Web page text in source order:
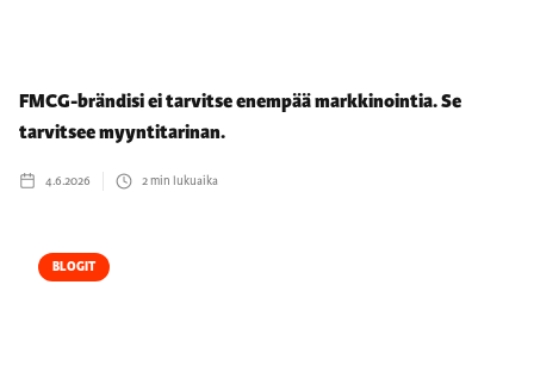
FMCG-brändisi ei tarvitse enempää markkinointia. Se
tarvitsee myyntitarinan.
4.6.2026 2min lukuaika
BLOGIT